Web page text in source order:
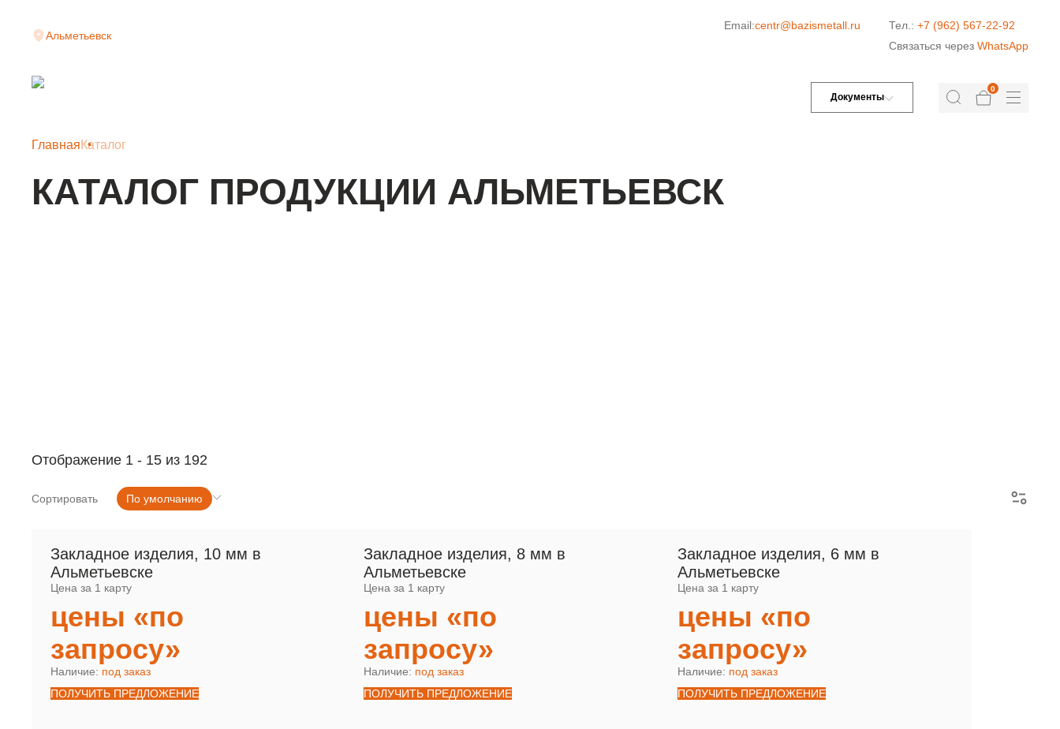
Альметьевск
Email:centr@bazismetall.ru Тел.: +7 (962) 567-22-92
Связаться через WhatsApp
Документы
0
Главная Каталог
КАТАЛОГ ПРОДУКЦИИ АЛЬМЕТЬЕВСК
Отображение 1 - 15 из 192
Сортировать По умолчанию
Закладное изделия, 10 мм в
Альметьевске
Цена за 1 карту
цены «по
запросу»
Наличие: под заказ
ПОЛУЧИТЬ ПРЕДЛОЖЕНИЕ
Закладное изделия, 8 мм в
Альметьевске
Цена за 1 карту
цены «по
запросу»
Наличие: под заказ
ПОЛУЧИТЬ ПРЕДЛОЖЕНИЕ
Закладное изделия, 6 мм в
Альметьевске
Цена за 1 карту
цены «по
запросу»
Наличие: под заказ
ПОЛУЧИТЬ ПРЕДЛОЖЕНИЕ